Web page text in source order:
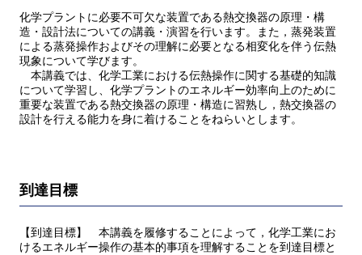
化学プラントに必要不可欠な装置である熱交換器の原理・構
造・設計法についての講義・演習を行います。また，蒸発装置
による蒸発操作およびその理解に必要となる相変化を伴う伝熱
現象について学びます。
本講義では、化学工業における伝熱操作に関する基礎的知識
について学習し、化学プラントのエネルギー効率向上のために
重要な装置である熱交換器の原理・構造に習熟し，熱交換器の
設計を行える能力を身に着けることをねらいとします。
到達目標
【到達目標】 本講義を履修することによって，化学工業にお
けるエネルギー操作の基本的事項を理解することを到達目標と